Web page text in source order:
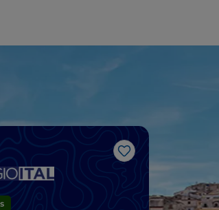
Me gusta